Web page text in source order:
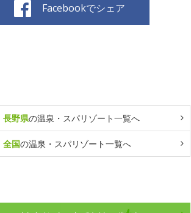
Facebookでシェア
長野県の温泉・スパリゾート一覧へ
全国の温泉・スパリゾート一覧へ